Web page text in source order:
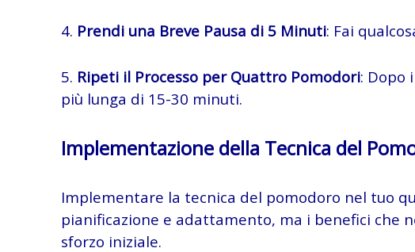
4. Prendi una Breve Pausa di 5 Minuti: Fai
5. Ripeti il Processo per Quattro Pomodori: Dopo
più lunga di 15-30 minuti.
Implementazione della Tecnica del
Implementare la tecnica del pomodoro nel tuo
pianificazione e adattamento, ma i benefici che
sforzo iniziale.